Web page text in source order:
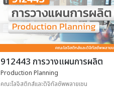
912443 การวางแผนการผลิต
Production Planning
คณะโลจิสติกส์และดิจิทัลซัพพลายเชน